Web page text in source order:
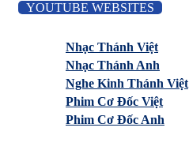
YOUTUBE WEBSITES
Nhạc Thánh Việt
Nhạc Thánh Anh
Nghe Kinh Thánh Việt
Phim Cơ Đốc Việt
Phim Cơ Đốc Anh